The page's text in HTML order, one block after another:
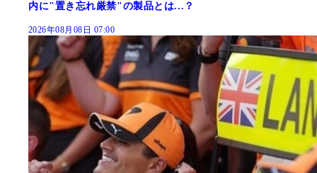
内に"置き忘れ厳禁"の製品とは...？
2026年08月08日 07:00